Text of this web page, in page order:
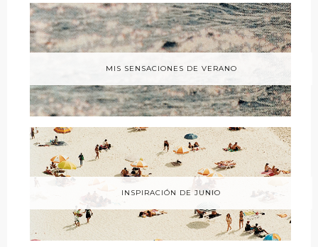
MIS SENSACIONES DE VERANO
INSPIRACIÓN DE JUNIO